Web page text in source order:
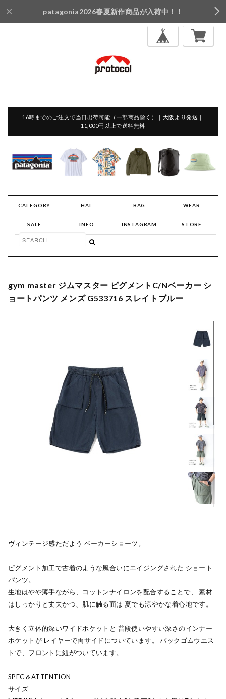
patagonia2026春夏新作商品が入荷中！！
16時までのご注文で当日出荷可能（一部商品除く）｜大阪より発送｜
11,000円以上で送料無料
CATEGORY HAT BAG WEAR
SALE INFO INSTAGRAM STORE
gym master ジムマスター ピグメントC/Nベーカー シ
ョートパンツ メンズ G533716 スレイトブルー
ヴィンテージ感ただよう ベーカーショーツ。
ピグメント加工で古着のような風合いにエイジングされた ショート
パンツ。
生地はやや薄手ながら、コットンナイロンを配合することで、 素材
はしっかりと丈夫かつ、肌に触る面は 夏でも涼やかな着心地です。
大きく立体的深いワイドポケットと 普段使いやすい深さのインナー
ポケットが レイヤーで両サイドについています。 バックゴムウエス
トで、フロントに紐がついています。
SPEC＆ATTENTION
サイズ